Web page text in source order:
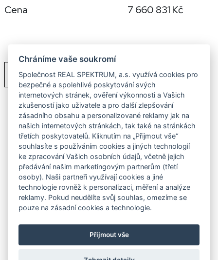
Cena 7 660 831 Kč
PDF Ceník
Chráníme vaše soukromí
Společnost REAL SPEKTRUM, a.s. využívá cookies pro
bezpečné a spolehlivé poskytování svých
internetových stránek, ověření výkonnosti a Vašich
zkušeností jako uživatele a pro další zlepšování
zásadního obsahu a personalizované reklamy jak na
našich internetových stránkách, tak také na stránkách
třetích poskytovatelů. Kliknutím na „Přijmout vše“
souhlasíte s používáním cookies a jiných technologií
ke zpracování Vašich osobních údajů, včetně jejich
předávání našim marketingovým partnerům (třetí
osoby). Naši partneři využívají cookies a jiné
technologie rovněž k personalizaci, měření a analýze
reklamy. Pokud neudělíte svůj souhlas, omezíme se
pouze na zásadní cookies a technologie.
Přijmout vše